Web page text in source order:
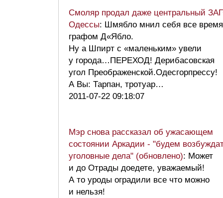
Смоляр продал даже центральный
Одессы: Шмябло мнил себя все время
графом Д«Ябло.
Ну а Шпирт с «маленьким» увели
у города…ПЕРЕХОД! Дерибасовская
угол Преображенской.Одесгорпрессу!
А Вы: Тарпан, тротуар…
2011-07-22 09:18:07
Мэр снова рассказал об ужасающем
состоянии Аркадии - "будем
уголовные дела" (обновлено): Может
и до Отрады доедете, уважаемый!
А то уроды оградили все что можно
и нельзя!